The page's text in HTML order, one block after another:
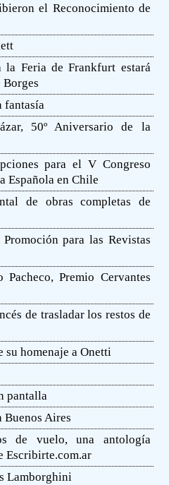
el Reconocimiento de
Feria de Frankfurt estará
Borges
fantasía
50º Aniversario de la
para el V Congreso
Española en Chile
de obras completas de
para las Revistas
Premio Cervantes
de trasladar los restos de
homenaje a Onetti
pantalla
Buenos Aires
de vuelo, una antología
Escribirte.com.ar
Lamborghini